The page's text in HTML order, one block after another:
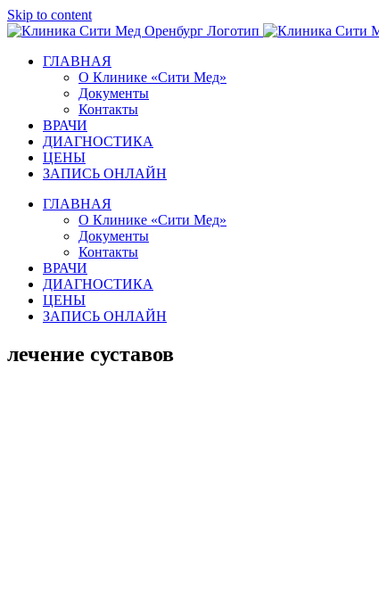
Skip to content
ГЛАВНАЯ
О Клинике «Сити Мед»
Документы
Контакты
ВРАЧИ
ДИАГНОСТИКА
ЦЕНЫ
ЗАПИСЬ ОНЛАЙН
ГЛАВНАЯ
О Клинике «Сити Мед»
Документы
Контакты
ВРАЧИ
ДИАГНОСТИКА
ЦЕНЫ
ЗАПИСЬ ОНЛАЙН
лечение суставов